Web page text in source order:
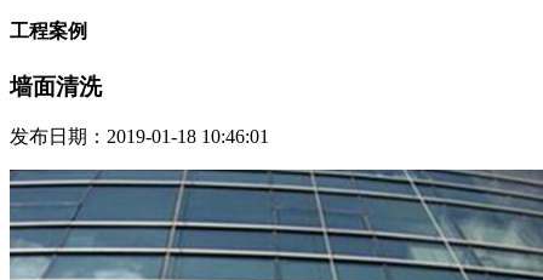
工程案例
墙面清洗
发布日期：2019-01-18 10:46:01